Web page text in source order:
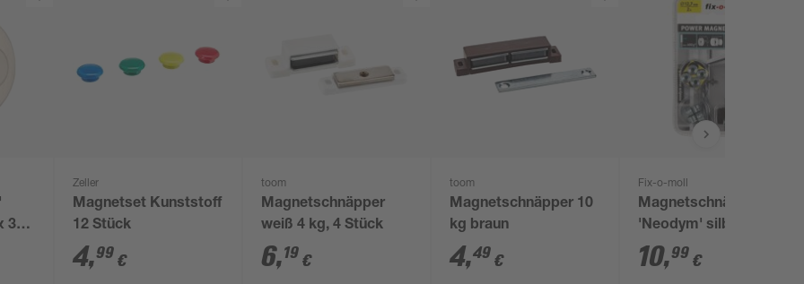
3
Zeller
Magnetset Kunststoff
12 Stück
4,99 €
toom
Magnetschnäpper
weiß 4 kg, 4 Stück
6,19 €
toom
Magnetschnäpper 10
kg braun
4,49 €
Fix-o-moll
Magnetschnäpper
'Neodym' silbern Ø
9,7 x 6,4 mm, 4 Stück
10,99 €